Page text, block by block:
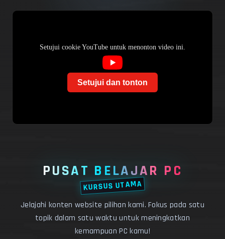
Setujui cookie YouTube untuk menonton video ini.
Setujui dan tonton
PUSAT BELAJAR PC
KURSUS UTAMA
Jelajahi konten website pilihan kami. Fokus pada satu
topik dalam satu waktu untuk meningkatkan
kemampuan PC kamu!